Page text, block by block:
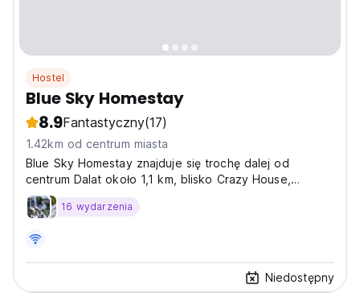
Hostel
Blue Sky Homestay
8.9Fantastyczny(17)
1.42km od centrum miasta
Blue Sky Homestay znajduje się trochę dalej od
centrum Dalat około 1,1 km, blisko Crazy House,
Wegetariańskiego.
16 wydarzenia
Niedostępny